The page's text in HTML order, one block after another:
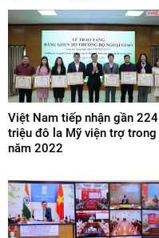
Việt Nam tiếp nhận gần 224
triệu đô la Mỹ viện trợ trong
năm 2022